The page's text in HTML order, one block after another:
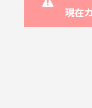
現在